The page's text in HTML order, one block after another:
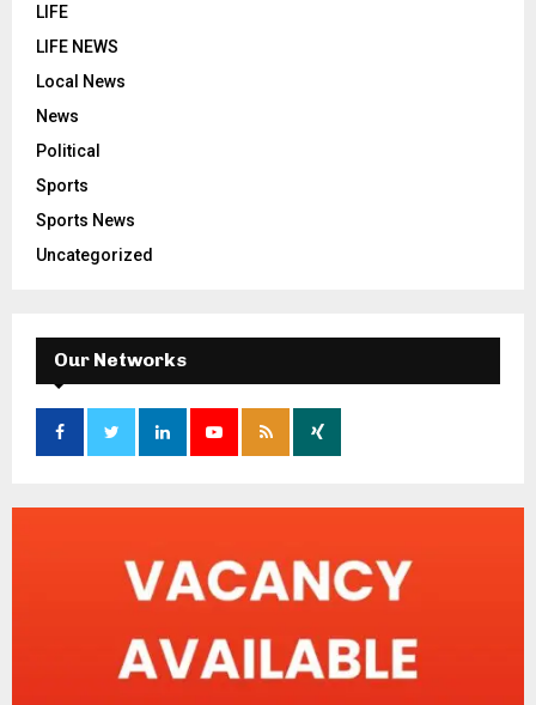
LIFE
LIFE NEWS
Local News
News
Political
Sports
Sports News
Uncategorized
Our Networks